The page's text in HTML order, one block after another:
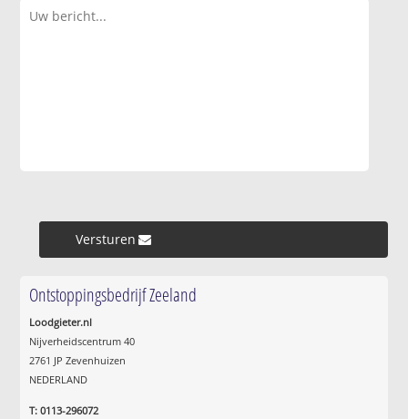
Versturen »
Ontstoppingsbedrijf Zeeland
Loodgieter.nl
Nijverheidscentrum 40
2761 JP Zevenhuizen
NEDERLAND
T: 0113-296072